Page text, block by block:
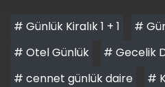
# Günlük Kiralık 1 + 1 #
# Otel Günlük
# Gecelik
# cennet günlük daire
#